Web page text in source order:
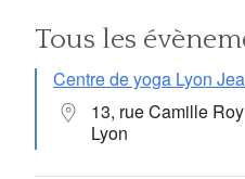
Tous les
Centre de yoga Lyon
13, rue Camille Roy
Lyon